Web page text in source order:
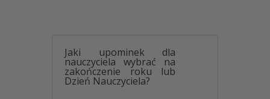
wierzch, ale trwale wnika w strukturę ceramiki. Co to
oznacza w praktyce?
- Odporność na blaknięcie:
Jaki upominek dla
nauczyciela wybrać na
zakończenie roku lub
Dzień Nauczyciela?